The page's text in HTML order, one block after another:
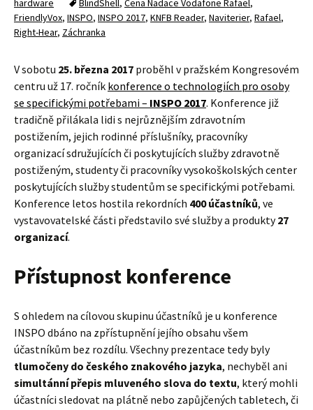
hardware
BlindShell, Cena Nadace Vodafone Rafael,
FriendlyVox, INSPO, INSPO 2017, KNFB Reader, Naviterier, Rafael,
Right-Hear, Záchranka
V sobotu 25. března 2017 proběhl v pražském Kongresovém
centru už 17. ročník konference o technologiích pro osoby
se specifickými potřebami – INSPO 2017. Konference již
tradičně přilákala lidi s nejrůznějším zdravotním
postižením, jejich rodinné příslušníky, pracovníky
organizací sdružujících či poskytujících služby zdravotně
postiženým, studenty či pracovníky vysokoškolských center
poskytujících služby studentům se specifickými potřebami.
Konference letos hostila rekordních 400 účastníků, ve
vystavovatelské části představilo své služby a produkty27
organizací.
Přístupnost konference
S ohledem na cílovou skupinu účastníků je u konference
INSPO dbáno na zpřístupnění jejího obsahu všem
účastníkům bez rozdílu. Všechny prezentace tedy byly
tlumočeny do českého znakového jazyka, nechyběl ani
simultánní přepis mluveného slova do textu, který mohli
účastníci sledovat na plátně nebo zapůjčených tabletech, či